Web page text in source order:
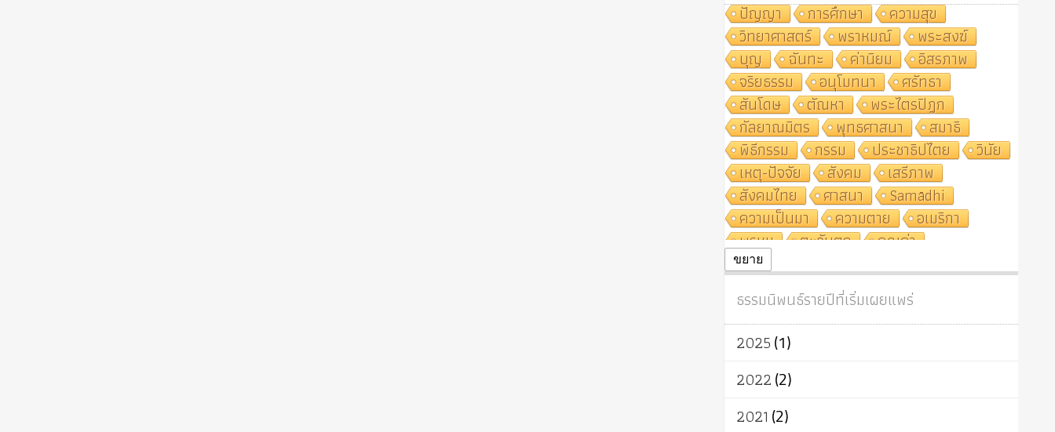
ปัญญา
การศึกษา
ความสุข
วิทยาศาสตร์
พราหมณ์
พระสงฆ์
บุญ
ฉันทะ ค่านิยม
อิสรภาพ
จริยธรรม
อนุโมทนา
ศรัทธา
สันโดษ
ตัณหา
พระไตรปิฎก
กัลยาณมิตร
พุทธศาสนา
สมาธิ
พิธีกรรม
กรรม ประชาธิปไตย
วินัย
เหตุ-ปัจจัย
สังคม
เสรีภาพ
สังคมไทย
ศาสนา
Samādhi
ความเป็นมา
ความตาย
อเมริกา
พรหม
ตะวันตก
คุณค่า
ปฏิจจสมุปบาท
ศาสนาประจำชาติ
ผู้บริโภค
ธรรมาธิปไตย
การแยกรัฐกับศาสนา
ธรรมชาติ
เทคโนโลยี
พุทธบริษัท
วัฒนธรรม
ขยาย
ธรรมนิพนธ์รายปีที่เริ่มเผยแพร่
2025(1)
2022(2)
2021 (2)